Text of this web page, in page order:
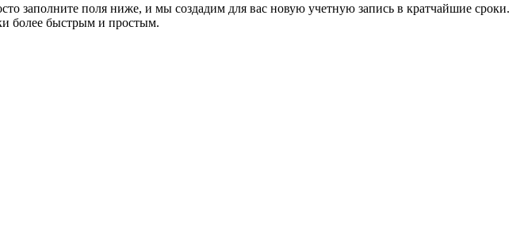
заполните поля ниже, и мы создадим для вас новую учетную запись в кратчайшие сроки.
более быстрым и простым.